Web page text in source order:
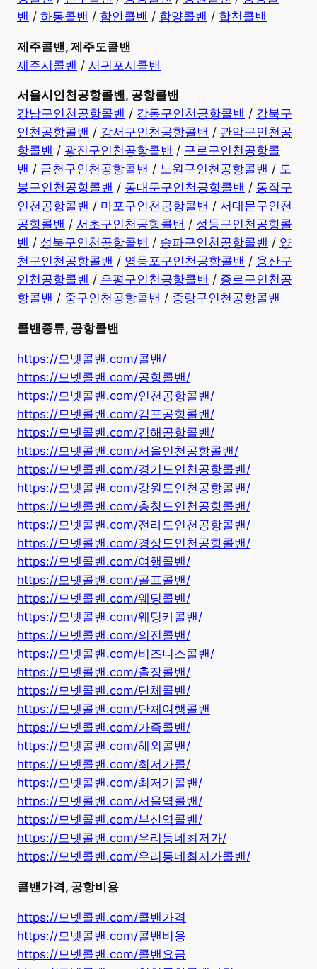
밴 / 하동콜밴 / 함안콜밴 / 함양콜밴 / 합천콜밴
제주콜밴, 제주도콜밴
제주시콜밴 / 서귀포시콜밴
서울시인천공항콜밴, 공항콜밴
강남구인천공항콜밴 / 강동구인천공항콜밴 / 강북구
인천공항콜밴 / 강서구인천공항콜밴 / 관악구인천공
항콜밴 / 광진구인천공항콜밴 / 구로구인천공항콜
밴 / 금천구인천공항콜밴 / 노원구인천공항콜밴 / 도
봉구인천공항콜밴 / 동대문구인천공항콜밴 / 동작구
인천공항콜밴 / 마포구인천공항콜밴 / 서대문구인천
공항콜밴 / 서초구인천공항콜밴 / 성동구인천공항콜
밴 / 성북구인천공항콜밴 / 송파구인천공항콜밴 / 양
천구인천공항콜밴 / 영등포구인천공항콜밴 / 용산구
인천공항콜밴 / 은평구인천공항콜밴 / 종로구인천공
항콜밴 / 중구인천공항콜밴 / 중랑구인천공항콜밴
콜밴종류, 공항콜밴
https://모넷콜밴.com/콜밴/
https://모넷콜밴.com/공항콜밴/
https://모넷콜밴.com/인천공항콜밴/
https://모넷콜밴.com/김포공항콜밴/
https://모넷콜밴.com/김해공항콜밴/
https://모넷콜밴.com/서울인천공항콜밴/
https://모넷콜밴.com/경기도인천공항콜밴/
https://모넷콜밴.com/강원도인천공항콜밴/
https://모넷콜밴.com/충청도인천공항콜밴/
https://모넷콜밴.com/전라도인천공항콜밴/
https://모넷콜밴.com/경상도인천공항콜밴/
https://모넷콜밴.com/여행콜밴/
https://모넷콜밴.com/골프콜밴/
https://모넷콜밴.com/웨딩콜밴/
https://모넷콜밴.com/웨딩카콜밴/
https://모넷콜밴.com/의전콜밴/
https://모넷콜밴.com/비즈니스콜밴/
https://모넷콜밴.com/출장콜밴/
https://모넷콜밴.com/단체콜밴/
https://모넷콜밴.com/단체여행콜밴
https://모넷콜밴.com/가족콜밴/
https://모넷콜밴.com/해외콜밴/
https://모넷콜밴.com/최저가콜/
https://모넷콜밴.com/최저가콜밴/
https://모넷콜밴.com/서울역콜밴/
https://모넷콜밴.com/부산역콜밴/
https://모넷콜밴.com/우리동네최저가/
https://모넷콜밴.com/우리동네최저가콜밴/
콜밴가격, 공항비용
https://모넷콜밴.com/콜밴가격
https://모넷콜밴.com/콜밴비용
https://모넷콜밴.com/콜밴요금